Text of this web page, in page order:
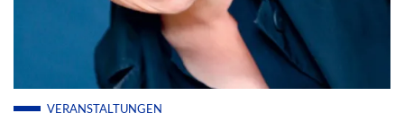
VERANSTALTUNGEN